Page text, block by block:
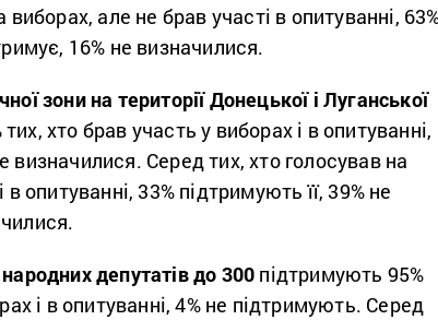
але не брав участі в опитуванні,
16% не визначилися.
зони на території Донецької і Луганської
хто брав участь у виборах і в опитуванні,
визначилися. Серед тих, хто голосував на
опитуванні, 33% підтримують її, 39% не
депутатів до 300 підтримують 95%
і в опитуванні, 4% не підтримують. Серед